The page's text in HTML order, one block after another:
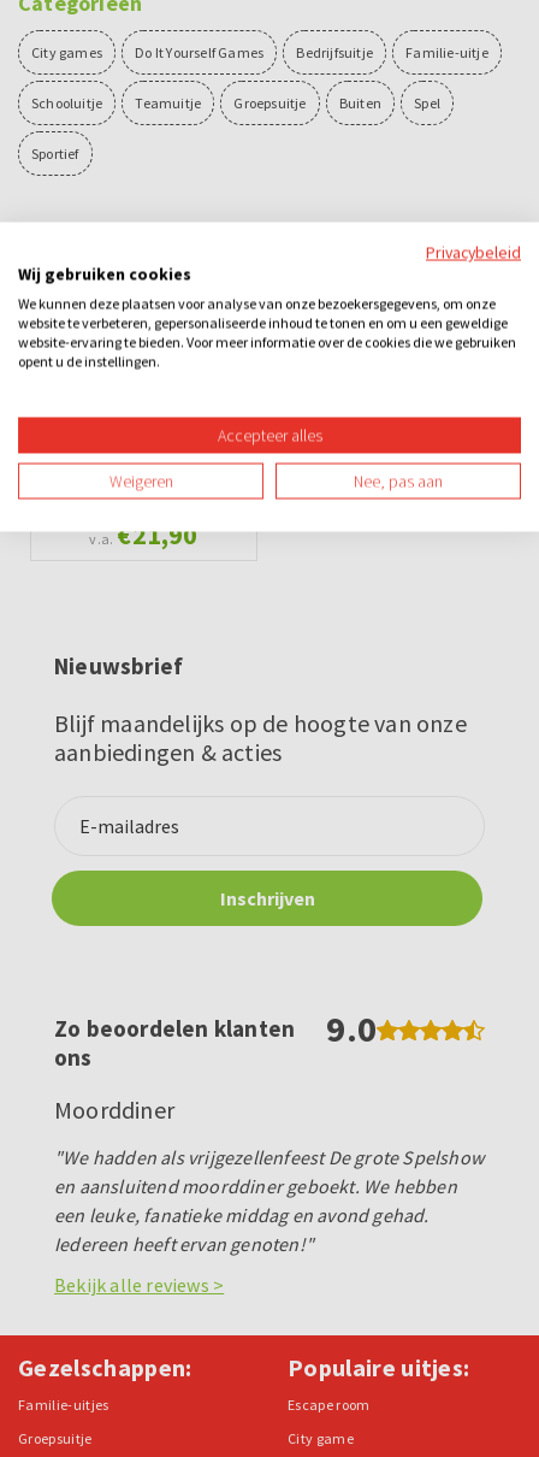
City games Do It Yourself Games Bedrijfsuitje Familie-uitje
Schooluitje Teamuitje Groepsuitje Buiten Spel
Sportief
Sherlock Citygame
v.a. €21,90
Nieuwsbrief
Blijf maandelijks op de hoogte van onze
aanbiedingen & acties
Zo beoordelen klanten
ons
9.0
Moorddiner
"We hadden als vrijgezellenfeest De grote Spelshow
en aansluitend moorddiner geboekt. We hebben
een leuke, fanatieke middag en avond gehad.
Iedereen heeft ervan genoten!"
Bekijk alle reviews >
Gezelschappen:
Familie-uitjes
Groepsuitje
Populaire uitjes:
Escape room
City game
Privacybeleid
Wij gebruiken cookies
We kunnen deze plaatsen voor analyse van onze bezoekersgegevens, om onze
website te verbeteren, gepersonaliseerde inhoud te tonen en om u een geweldige
website-ervaring te bieden. Voor meer informatie over de cookies die we gebruiken
opent u de instellingen.
Accepteer alles
Weigeren Nee, pas aan